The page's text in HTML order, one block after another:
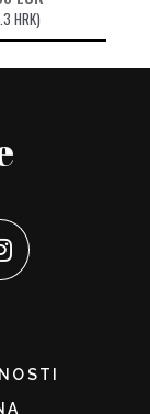
HRK)